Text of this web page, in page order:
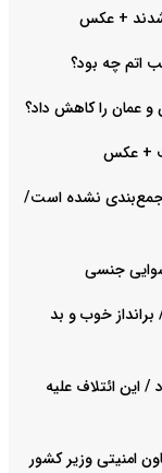
اتم چه بود؟
+ عکس
جمع‌بندی نشده است/
جنسی
برانداز خوب و بد
/ این ائتلاف علیه
امنیتی وزیر کشور